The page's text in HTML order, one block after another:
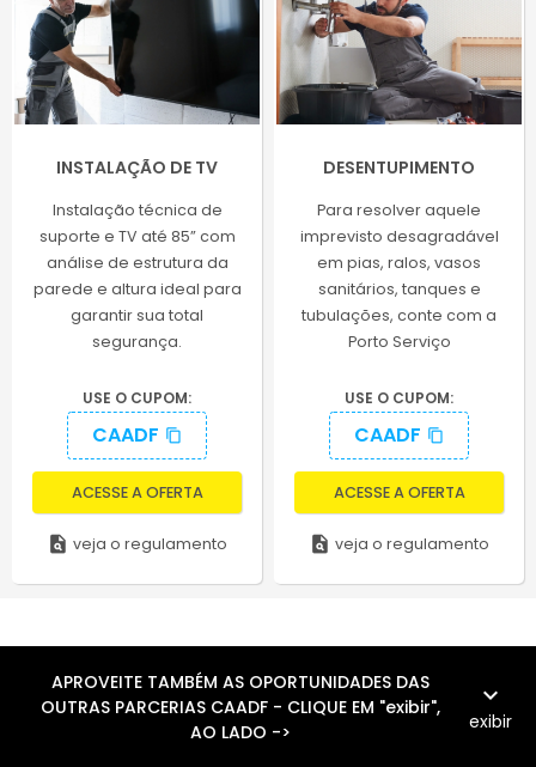
INSTALAÇÃO DE TV
Instalação técnica de
suporte e TV até 85” com
análise de estrutura da
parede e altura ideal para
garantir sua total
segurança.
USE O CUPOM:
CAADF content_copy
ACESSE A OFERTA
plagiarism veja o regulamento
DESENTUPIMENTO
Para resolver aquele
imprevisto desagradável
em pias, ralos, vasos
sanitários, tanques e
tubulações, conte com a
Porto Serviço
USE O CUPOM:
CAADF content_copy
ACESSE A OFERTA
plagiarism veja o regulamento
APROVEITE TAMBÉM AS OPORTUNIDADES DAS
OUTRAS PARCERIAS CAADF - CLIQUE EM "exibir",
AO LADO ->
expand_more
exibir